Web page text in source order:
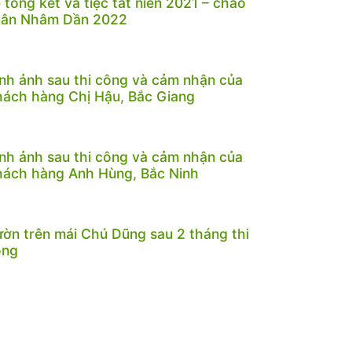
Nhâm Dần 2022
ảnh sau thi công và cảm nhận của
hàng Chị Hậu, Bắc Giang
ảnh sau thi công và cảm nhận của
hàng Anh Hùng, Bắc Ninh
trên mái Chú Dũng sau 2 tháng thi